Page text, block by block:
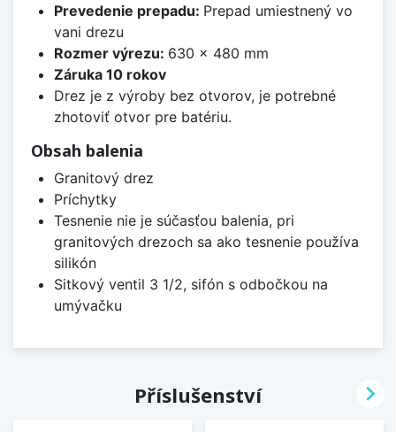
Prevedenie prepadu: Prepad umiestnený vo
vani drezu
Rozmer výrezu: 630 x 480 mm
Záruka 10 rokov
Drez je z výroby bez otvorov, je potrebné
zhotoviť otvor pre batériu.
Obsah balenia
Granitový drez
Príchytky
Tesnenie nie je súčasťou balenia, pri
granitových drezoch sa ako tesnenie používa
silikón
Sitkový ventil 3 1/2, sifón s odbočkou na
umývačku
Příslušenství 